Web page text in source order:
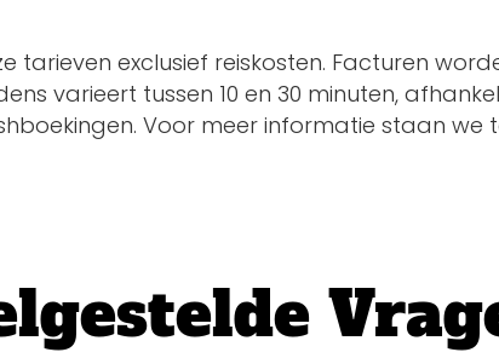
tarieven exclusief reiskosten. Facturen
varieert tussen 10 en 30 minuten,
Voor meer informatie staan we